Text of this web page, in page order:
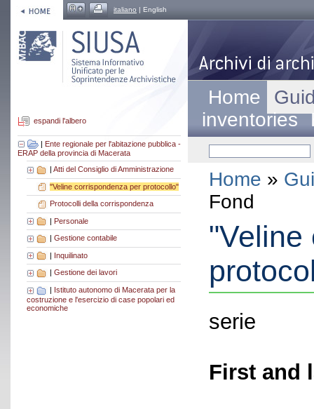
italiano | English
espandi l'albero
| Ente regionale per l'abitazione pubblica -
ERAP della provincia di Macerata
| Atti del Consiglio di Amministrazione
"Veline corrispondenza per protocollo"
Protocolli della corrispondenza
| Personale
Gestione contabile
| Inquilinato
Gestione dei lavori
| Istituto autonomo di Macerata per la
costruzione e l'esercizio di case popolari ed
economiche
Home
inventories
Home »
Fond
"Veline
serie
First and